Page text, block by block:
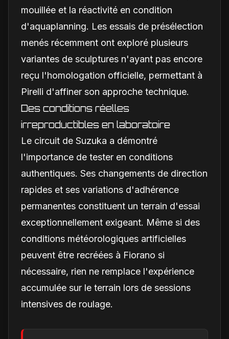
mouillée et la réactivité en condition
d'aquaplanning. Les essais de présélection
menés récemment ont exploré plusieurs
variantes de sculptures n'ayant pas encore
reçu l'homologation officielle, permettant à
Pirelli d'affiner son approche technique.
Des conditions réelles
irreproductibles en laboratoire
Le circuit de Suzuka a démontré
l'importance de tester en conditions
authentiques. Ses changements de direction
rapides et ses variations d'adhérence
permanentes constituent un terrain d'essai
exceptionnellement exigeant. Même si des
conditions météorologiques artificielles
peuvent être recréées à Fiorano si
nécessaire, rien ne remplace l'expérience
accumulée sur le terrain lors de sessions
intensives de roulage.